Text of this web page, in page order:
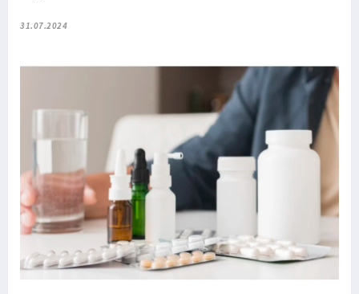
31.07.2024